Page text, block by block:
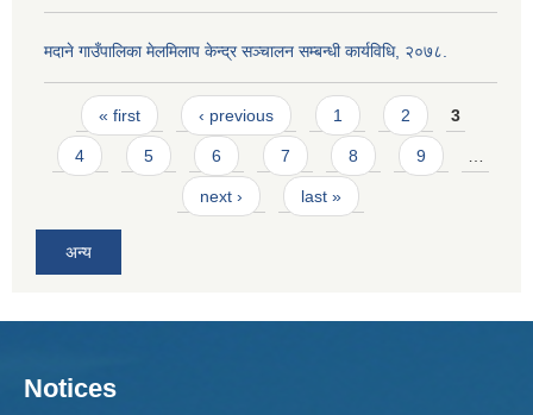
मदाने गाउँपालिका मेलमिलाप केन्द्र सञ्चालन सम्बन्धी कार्यविधि, २०७८.
Pages
« first ‹ previous 1 2 3
4 5 6 7 8 9 …
next › last »
अन्य
Notices